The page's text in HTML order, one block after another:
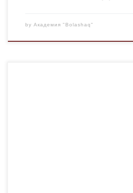
by Академия "Bolashaq"